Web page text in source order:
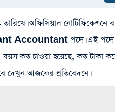
অফিসিয়াল নোটিফিকেশনে
Accountant পদে। এই পদে
বয়স কত চাওয়া হয়েছে, কত টাকা
দেখুন আজকের প্রতিবেদনে।